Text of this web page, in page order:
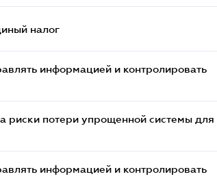
налог
информацией и контролировать
риски потери упрощенной системы для
информацией и контролировать